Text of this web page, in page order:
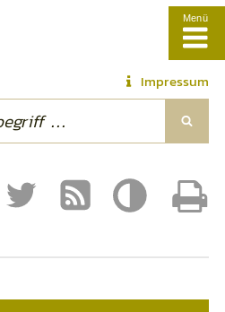
Menü
Impressum